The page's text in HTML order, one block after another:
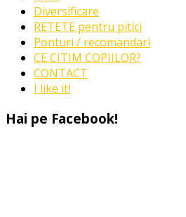
Diversificare
RETETE pentru pitici
Ponturi / recomandari
CE CITIM COPIILOR?
CONTACT
I like it!
Hai pe Facebook!